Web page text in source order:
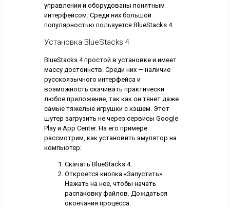
управлении и оборудованы понятным
интерфейсом. Среди них большой
популярностью пользуется BlueStacks 4.
Установка BlueStacks 4
BlueStacks 4 простой в установке и имеет
массу достоинств. Среди них — наличие
русскоязычного интерфейса и
возможность скачивать практически
любое приложение, так как он тянет даже
самые тяжелые игрушки с кэшем. Этот
шутер загрузить не через сервисы Google
Play и App Center. На его примере
рассмотрим, как установить эмулятор на
компьютер:
Скачать BlueStacks 4.
Откроется кнопка «Запустить».
Нажать на нее, чтобы начать
распаковку файлов. Дождаться
окончания процесса.